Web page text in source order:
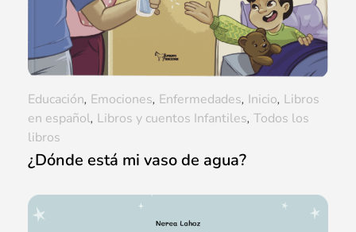
¿Dónde está mi vaso de agua?
Educación, Emociones, Enfermedades, Inicio, Libros
en español, Libros y cuentos Infantiles, Todos los
libros